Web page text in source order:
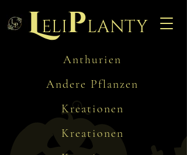
Leliplanty
Anthurien
Andere Pflanzen
Kreationen
Kreationen